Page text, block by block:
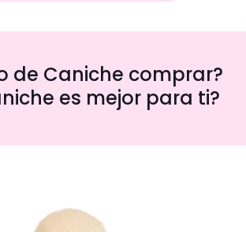
de Caniche comprar?
es mejor para ti?